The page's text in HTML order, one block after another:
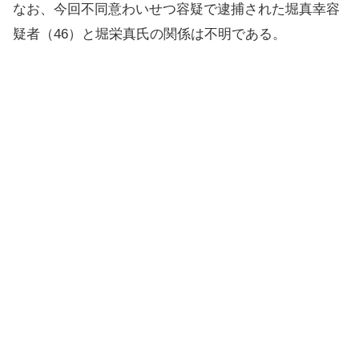
なお、今回不同意わいせつ容疑で逮捕された堀真幸容
疑者（46）と堀栄真氏の関係は不明である。